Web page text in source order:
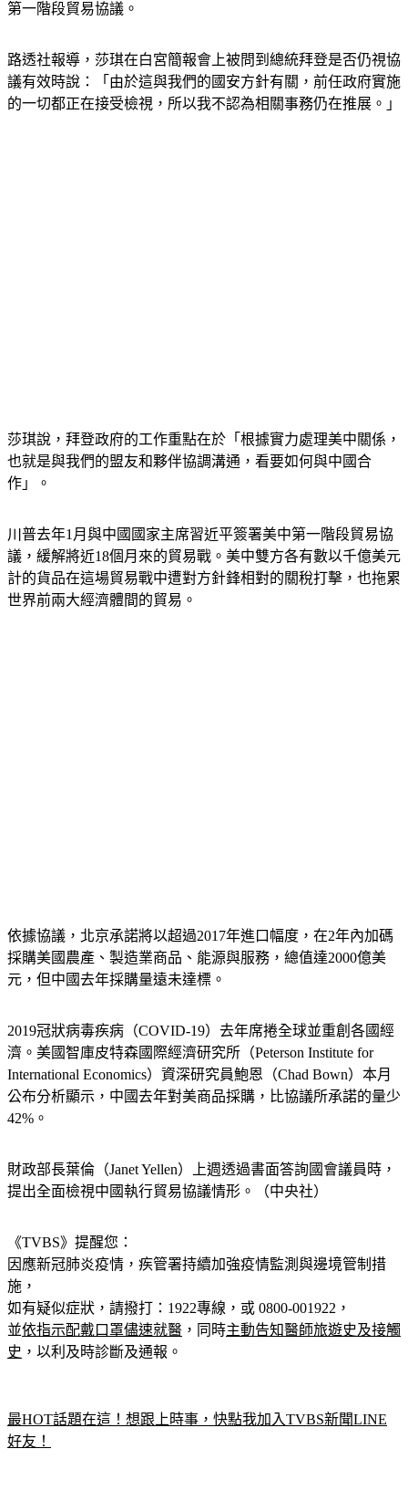
第一階段貿易協議。
路透社報導，莎琪在白宮簡報會上被問到總統拜登是否仍視協
議有效時說：「由於這與我們的國安方針有關，前任政府實施
的一切都正在接受檢視，所以我不認為相關事務仍在推展。」
莎琪說，拜登政府的工作重點在於「根據實力處理美中關係，
也就是與我們的盟友和夥伴協調溝通，看要如何與中國合
作」。
川普去年1月與中國國家主席習近平簽署美中第一階段貿易協
議，緩解將近18個月來的貿易戰。美中雙方各有數以千億美元
計的貨品在這場貿易戰中遭對方針鋒相對的關稅打擊，也拖累
世界前兩大經濟體間的貿易。
依據協議，北京承諾將以超過2017年進口幅度，在2年內加碼
採購美國農產、製造業商品、能源與服務，總值達2000億美
元，但中國去年採購量遠未達標。
2019冠狀病毒疾病（COVID-19）去年席捲全球並重創各國經
濟。美國智庫皮特森國際經濟研究所（Peterson Institute for
International Economics）資深研究員鮑恩（Chad Bown）本月
公布分析顯示，中國去年對美商品採購，比協議所承諾的量少
42%。
財政部長葉倫（Janet Yellen）上週透過書面答詢國會議員時，
提出全面檢視中國執行貿易協議情形。（中央社）
《TVBS》提醒您：
因應新冠肺炎疫情，疾管署持續加強疫情監測與邊境管制措
施，
如有疑似症狀，請撥打：1922專線，或 0800-001922，
並依指示配戴口罩儘速就醫 ，同時主動告知醫師旅遊史及接觸
史 ，以利及時診斷及通報。
最HOT話題在這！想跟上時事，快點我加入TVBS新聞LINE
好友！